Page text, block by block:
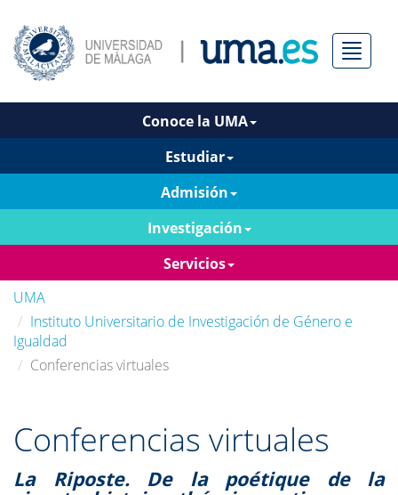
Menú
Conoce la UMA
Estudiar
Admisión
Investigación
Servicios
UMA
Instituto Universitario de Investigación de Género e
Igualdad
Conferencias virtuales
Conferencias virtuales
La Riposte. De la poétique de la